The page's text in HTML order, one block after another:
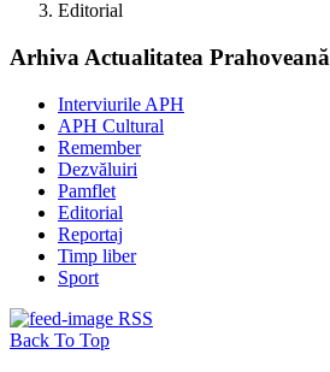
Editorial
Arhiva Actualitatea Prahoveană
Interviurile APH
APH Cultural
Remember
Dezvăluiri
Pamflet
Editorial
Reportaj
Timp liber
Sport
RSS
Back To Top